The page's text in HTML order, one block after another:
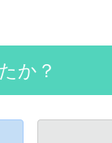
か？